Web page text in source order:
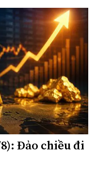
Đảo chiều đi